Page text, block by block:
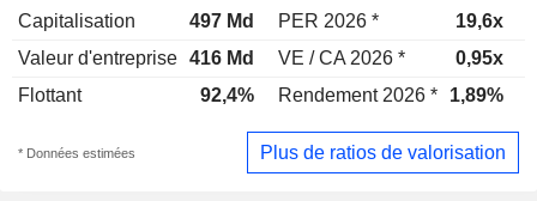
Capitalisation 497 Md PER 2026 * 19,6x
Valeur d'entreprise 416 Md VE / CA 2026 * 0,95x
Flottant
92,4% Rendement 2026 * 1,89%
* Données estimées Plus de ratios de valorisation